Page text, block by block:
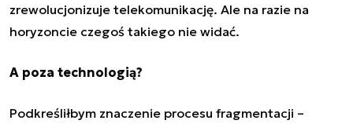
zrewolucjonizuje telekomunikację. Ale na razie na
horyzoncie czegoś takiego nie widać.
A poza technologią?
Podkreśliłbym znaczenie procesu fragmentacji –